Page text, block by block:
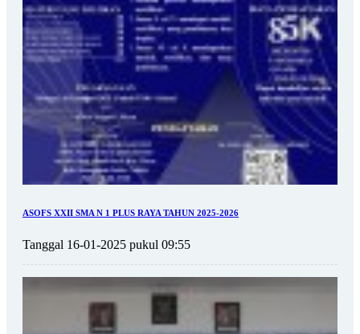
ASOFS XXII SMA N 1 PLUS RAYA TAHUN 2025-2026
Tanggal 16-01-2025 pukul 09:55